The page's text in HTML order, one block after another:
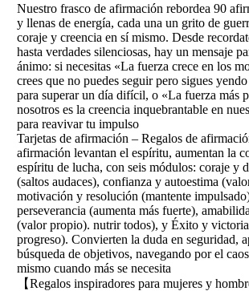
Nuestro frasco de afirmación rebordea 90
y llenas de energía, cada una un grito de
coraje y creencia en sí mismo. Desde
hasta verdades silenciosas, hay un mensaje
ánimo: si necesitas «La fuerza crece en los
crees que no puedes seguir pero sigues
para superar un día difícil, o «La fuerza más
nosotros es la creencia inquebrantable en
para reavivar tu impulso
Tarjetas de afirmación – Regalos de
afirmación levantan el espíritu, aumentan la
espíritu de lucha, con seis módulos: coraje y
(saltos audaces), confianza y autoestima
motivación y resolución (mantente
perseverancia (aumenta más fuerte),
(valor propio). nutrir todos), y Éxito y
progreso). Convierten la duda en seguridad,
búsqueda de objetivos, navegando por el
mismo cuando más se necesita
【Regalos inspiradores para mujeres y